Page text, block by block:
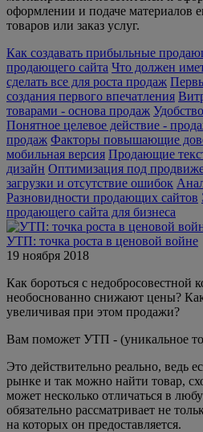
оформлении и подаче материалов
товаров или заказ услуг.
Как создавать прибыльные
продающего сайта Что должен
сделать все для роста продаж
создания первого впечатления
товарами - основа продаж
Понятное целевое действие -
продаж Факторы повышающие
мобильная версия Продающие
дизайн Оптимизация под
загрузки и отсутствие ошибок
Разновидности продающих сайтов
продающего сайта для бизнеса
УТП: точка роста в ценовой войне
19 ноября 2018
Как бороться с недобросовестной
необоснованно снижают цены?
увеличивая при этом продажи?
Вам поможет УТП - (уникальное
Это действительно реально, ведь
рынке и так можно найти товар,
может несколько отличаться в
обязательно рассматривает не
на которых он предоставляется.